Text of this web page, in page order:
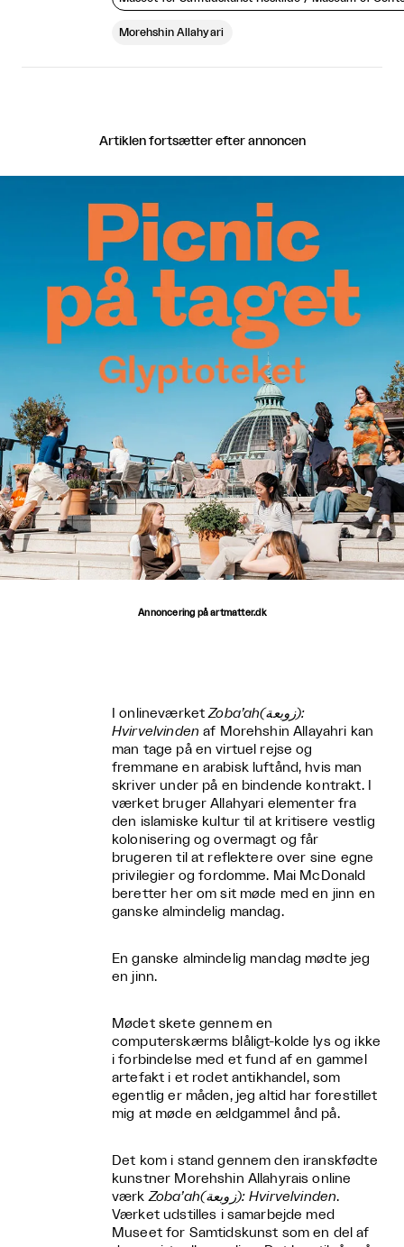
Morehshin Allahyari
Artiklen fortsætter efter annoncen
Annoncering på artmatter.dk
I onlineværketZoba’ah(زوبعة):
Hvirvelvinden af Morehshin Allayahri kan
man tage på en virtuel rejse og
fremmane en arabisk luftånd, hvis man
skriver under på en bindende kontrakt. I
værket bruger Allahyari elementer fra
den islamiske kultur til at kritisere vestlig
kolonisering og overmagt og får
brugeren til at reflektere over sine egne
privilegier og fordomme. Mai McDonald
beretter her om sit møde med en jinn en
ganske almindelig mandag.
En ganske almindelig mandag mødte jeg
en jinn.
Mødet skete gennem en
computerskærms blåligt-kolde lys og ikke
i forbindelse med et fund af en gammel
artefakt i et rodet antikhandel, som
egentlig er måden, jeg altid har forestillet
mig at møde en ældgammel ånd på.
Det kom i stand gennem den iranskfødte
kunstner Morehshin Allahyrais online
værk
Zoba’ah(زوبعة): Hvirvelvinden.
Værket udstilles i samarbejde med
Museet for Samtidskunst som en del af